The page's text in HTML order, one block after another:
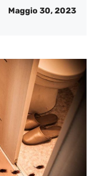
Maggio 30, 2023